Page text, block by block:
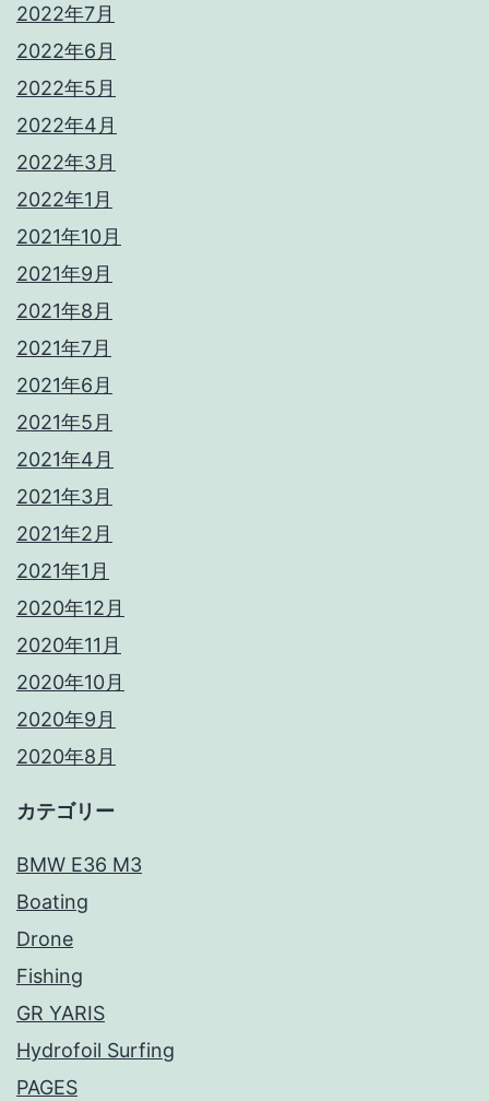
2022年7月
2022年6月
2022年5月
2022年4月
2022年3月
2022年1月
2021年10月
2021年9月
2021年8月
2021年7月
2021年6月
2021年5月
2021年4月
2021年3月
2021年2月
2021年1月
2020年12月
2020年11月
2020年10月
2020年9月
2020年8月
カテゴリー
BMW E36 M3
Boating
Drone
Fishing
GR YARIS
Hydrofoil Surfing
PAGES